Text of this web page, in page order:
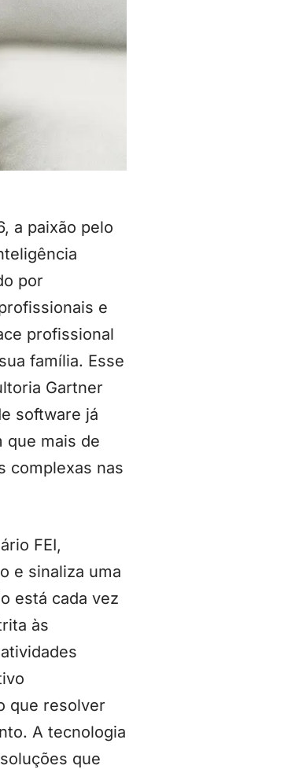
a paixão pelo
por
e
profissional
família. Esse
Gartner
software já
que mais de
complexas nas
FEI,
e sinaliza uma
está cada vez
às
que resolver
A tecnologia
que